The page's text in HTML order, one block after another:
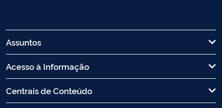
Assuntos
Acesso à Informação
Centrais de Conteúdo